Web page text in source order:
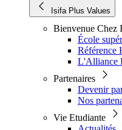
Isifa Plus Values
Bienvenue Chez
École
Référence
L'Alliance
Partenaires
Devenir
Nos
Vie Etudiante